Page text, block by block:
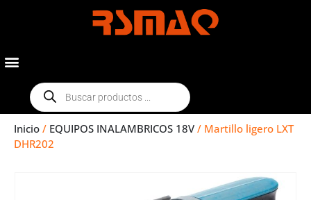
Inicio / EQUIPOS INALAMBRICOS 18V / Martillo ligero LXT
DHR202